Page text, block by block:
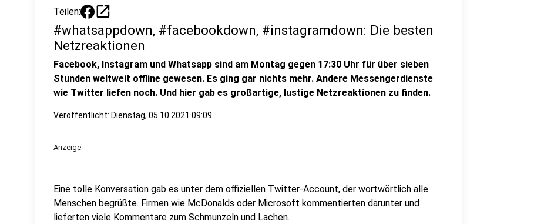
Teilen: open_in_new
#whatsappdown, #facebookdown, #instagramdown: Die besten
Netzreaktionen
Facebook, Instagram und Whatsapp sind am Montag gegen 17:30 Uhr für über sieben
Stunden weltweit offline gewesen. Es ging gar nichts mehr. Andere Messengerdienste
wie Twitter liefen noch. Und hier gab es großartige, lustige Netzreaktionen zu finden.
Veröffentlicht: Dienstag, 05.10.2021 09:09
Anzeige
Eine tolle Konversation gab es unter dem offiziellen Twitter-Account, der wortwörtlich alle
Menschen begrüßte. Firmen wie McDonalds oder Microsoft kommentierten darunter und
lieferten viele Kommentare zum Schmunzeln und Lachen.